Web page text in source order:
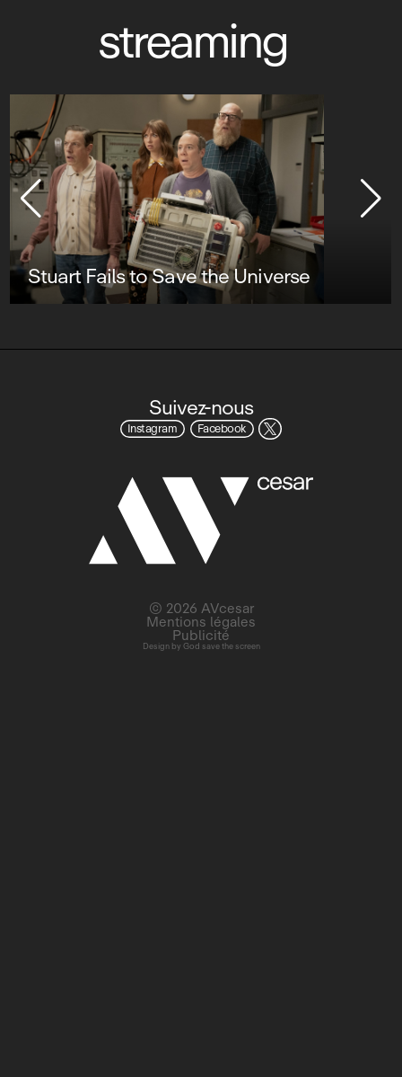
streaming
Stuart Fails to Save the Universe
Suivez-nous
Instagram Facebook
Design by God save the screen
© 2026 AVcesar
Mentions légales
Publicité